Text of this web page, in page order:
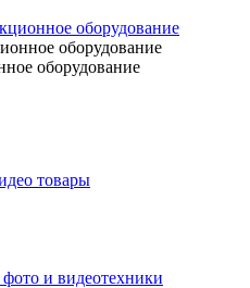
оборудование
оборудование
оборудование
товары
и видеотехники